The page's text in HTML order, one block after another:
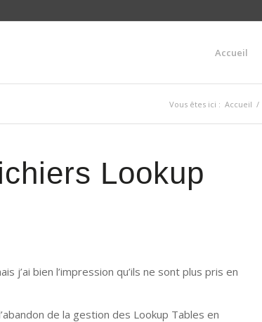
Accueil
Vous êtes ici : Accueil /
Lookup
j’ai bien l’impression qu’ils ne sont plus pris en
de la gestion des Lookup Tables en